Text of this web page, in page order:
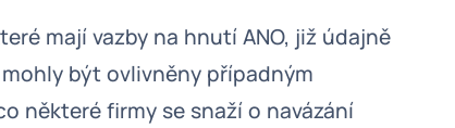
mají vazby na hnutí ANO, již údajně
být ovlivněny případným
některé firmy se snaží o navázání